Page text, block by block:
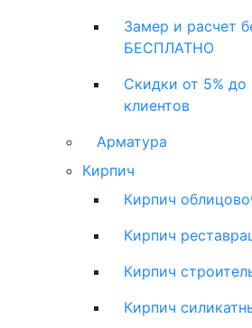
Замер и расчет
БЕСПЛАТНО
Скидки от 5% до
клиентов
Арматура
Кирпич
Кирпич
Кирпич
Кирпич
Кирпич